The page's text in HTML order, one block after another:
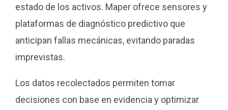
estado de los activos. Maper ofrece sensores y
plataformas de diagnóstico predictivo que
anticipan fallas mecánicas, evitando paradas
imprevistas.
Los datos recolectados permiten tomar
decisiones con base en evidencia y optimizar